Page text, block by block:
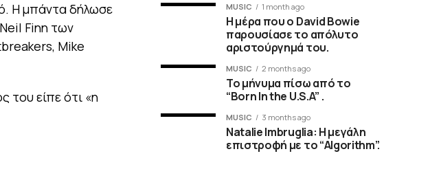
Η μπάντα δήλωσε
Finn των
Mike
του είπε ότι «η
MUSIC 1 month ago
Η μέρα που ο David Bowie
παρουσίασε το απόλυτο
αριστούργημά του.
MUSIC 2 months ago
Το μήνυμα πίσω από το
“Born In the U.S.A” .
MUSIC 3 months ago
Natalie Imbruglia: Η μεγάλη
επιστροφή με το “Algorithm”.